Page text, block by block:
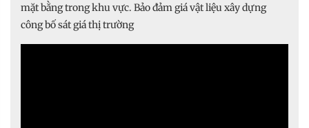
mặt bằng trong khu vực. Bảo đảm giá vật liệu xây dựng
công bố sát giá thị trường